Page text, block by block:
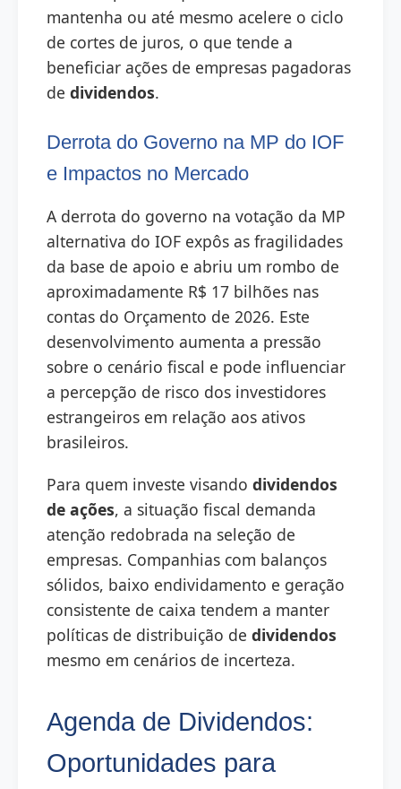
mantenha ou até mesmo acelere o ciclo
de cortes de juros, o que tende a
beneficiar ações de empresas pagadoras
de dividendos.
Derrota do Governo na MP do IOF
e Impactos no Mercado
A derrota do governo na votação da MP
alternativa do IOF expôs as fragilidades
da base de apoio e abriu um rombo de
aproximadamente R$ 17 bilhões nas
contas do Orçamento de 2026. Este
desenvolvimento aumenta a pressão
sobre o cenário fiscal e pode influenciar
a percepção de risco dos investidores
estrangeiros em relação aos ativos
brasileiros.
Para quem investe visando dividendos
de ações, a situação fiscal demanda
atenção redobrada na seleção de
empresas. Companhias com balanços
sólidos, baixo endividamento e geração
consistente de caixa tendem a manter
políticas de distribuição de dividendos
mesmo em cenários de incerteza.
Agenda de Dividendos:
Oportunidades para